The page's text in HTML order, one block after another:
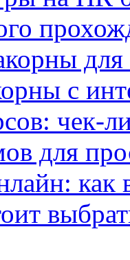
для
с
чек-
для
как